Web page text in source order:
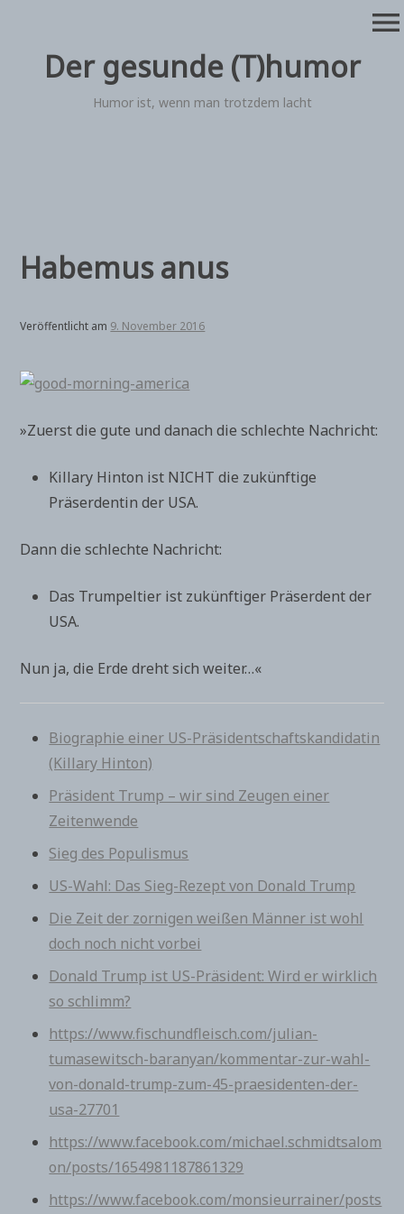
springenDer gesunde (T)humor
Humor ist, wenn man trotzdem lacht
menu
Habemus anus
Veröffentlicht am 9. November 2016
»Zuerst die gute und danach die schlechte Nachricht:
Killary Hinton ist NICHT die zukünftige
Präserdentin der USA.
Dann die schlechte Nachricht:
Das Trumpeltier ist zukünftiger Präserdent der
USA.
Nun ja, die Erde dreht sich weiter…«
Biographie einer US-Präsidentschaftskandidatin
(Killary Hinton)
Präsident Trump – wir sind Zeugen einer
Zeitenwende
Sieg des Populismus
US-Wahl: Das Sieg-Rezept von Donald Trump
Die Zeit der zornigen weißen Männer ist wohl
doch noch nicht vorbei
Donald Trump ist US-Präsident: Wird er wirklich
so schlimm?
https://www.fischundfleisch.com/julian-
tumasewitsch-baranyan/kommentar-zur-wahl-
von-donald-trump-zum-45-praesidenten-der-
usa-27701
https://www.facebook.com/michael.schmidtsalom
on/posts/1654981187861329
https://www.facebook.com/monsieurrainer/posts